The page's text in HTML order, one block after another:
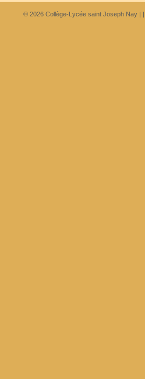
© 2026 Collège-Lycée saint Joseph Nay | |